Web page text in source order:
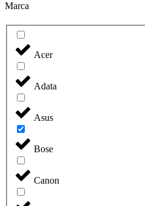
Marca
Acer
Adata
Asus
Bose
Canon